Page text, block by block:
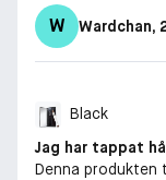
W Wardchan,
Black
Jag har tappat
Denna